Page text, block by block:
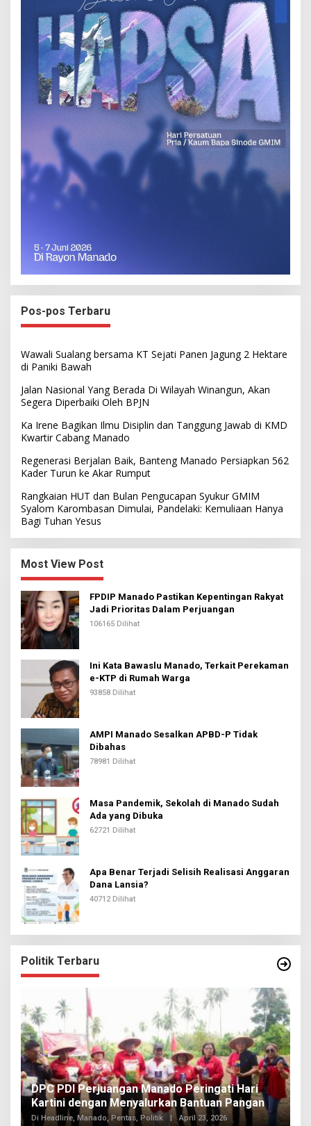
Pos-pos Terbaru
Wawali Sualang bersama KT Sejati Panen Jagung 2 Hektare
di Paniki Bawah
Jalan Nasional Yang Berada Di Wilayah Winangun, Akan
Segera Diperbaiki Oleh BPJN
Ka Irene Bagikan Ilmu Disiplin dan Tanggung Jawab di KMD
Kwartir Cabang Manado
Regenerasi Berjalan Baik, Banteng Manado Persiapkan 562
Kader Turun ke Akar Rumput
Rangkaian HUT dan Bulan Pengucapan Syukur GMIM
Syalom Karombasan Dimulai, Pandelaki: Kemuliaan Hanya
Bagi Tuhan Yesus
Most View Post
FPDIP Manado Pastikan Kepentingan Rakyat
Jadi Prioritas Dalam Perjuangan
106165 Dilihat
Ini Kata Bawaslu Manado, Terkait Perekaman
e-KTP di Rumah Warga
93858 Dilihat
AMPI Manado Sesalkan APBD-P Tidak
Dibahas
78981 Dilihat
Masa Pandemik, Sekolah di Manado Sudah
Ada yang Dibuka
62721 Dilihat
Apa Benar Terjadi Selisih Realisasi Anggaran
Dana Lansia?
40712 Dilihat
Politik Terbaru
DPC PDI Perjuangan Manado Peringati Hari
Kartini dengan Menyalurkan Bantuan Pangan
Di Headline, Manado, Pentas, Politik | April 23, 2026